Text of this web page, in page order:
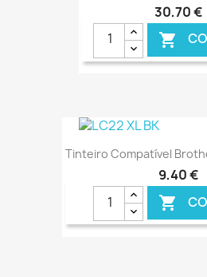
30,70 €

Tinteiro Compatível
9,40 €
